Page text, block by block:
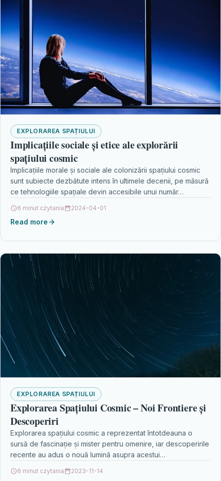
EXPLORAREA SPAȚIULUI
Implicațiile sociale și etice ale explorării
spațiului cosmic
Implicațiile morale și sociale ale colonizării spațiului cosmic
sunt subiecte dezbătute intens în ultimele decenii, pe măsură
ce tehnologiile spațiale devin accesibile unui număr…
6 minut czytania 2024-04-01
Read more
EXPLORAREA SPAȚIULUI
Explorarea Spațiului Cosmic – Noi Frontiere și
Descoperiri
Explorarea spațiului cosmic a reprezentat întotdeauna o
sursă de fascinație și mister pentru omenire, iar descoperirile
recente au adus o nouă lumină asupra acestui…
6 minut czytania 2023-11-14